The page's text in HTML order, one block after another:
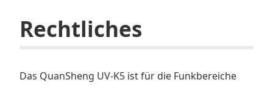
Rechtliches
Das QuanSheng UV-K5 ist für die Funkbereiche